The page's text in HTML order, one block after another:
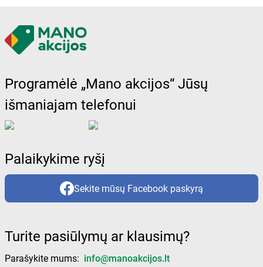
Programėlė „Mano akcijos“ Jūsų
išmaniajam telefonui
Palaikykime ryšį
Sekite mūsų Facebook paskyrą
Turite pasiūlymų ar klausimų?
Parašykite mums: info@manoakcijos.lt